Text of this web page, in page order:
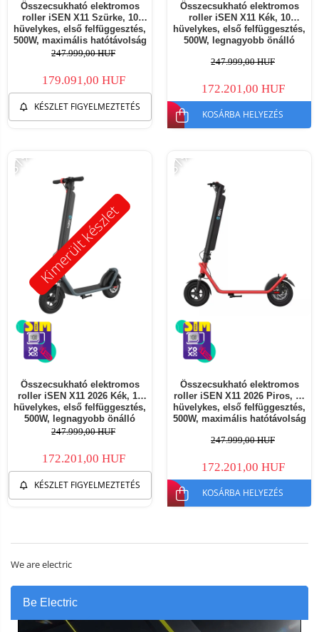
Összecsukható elektromos
roller iSEN X11 Szürke, 10
hüvelykes, első felfüggesztés,
500W, maximális hatótávolság
50km, maximális sebesség
247.999,00 HUF
179.091,00 HUF
KÉSZLET FIGYELMEZTETÉS
Összecsukható elektromos
roller iSEN X11 Kék, 10
hüvelykes, első felfüggesztés,
500W, legnagyobb önálló
legnagyobb sebesség 35 km/h,
247.999,00 HUF
172.201,00 HUF
KOSÁRBA HELYEZÉS
Kimerült készlet
-31%
Összecsukható elektromos
roller iSEN X11 2026 Kék, 10
hüvelykes, első felfüggesztés,
500W, legnagyobb önálló
működési távolság 50 km,
levehető akkumulátor
247.999,00 HUF
172.201,00 HUF
KÉSZLET FIGYELMEZTETÉS
-31%
Összecsukható elektromos
roller iSEN X11 2026 Piros, 10
hüvelykes, első felfüggesztés,
500W, maximális hatótávolság
25km/h, levehető akkumulátor
247.999,00 HUF
172.201,00 HUF
KOSÁRBA HELYEZÉS
We are electric
Be Electric